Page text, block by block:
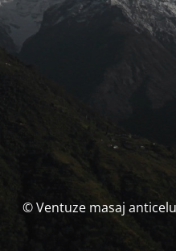
© Ventuze masaj